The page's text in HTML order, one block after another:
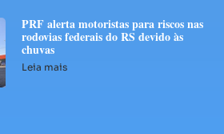
PRF alerta motoristas para riscos nas
rodovias federais do RS devido às
chuvas
Leia mais